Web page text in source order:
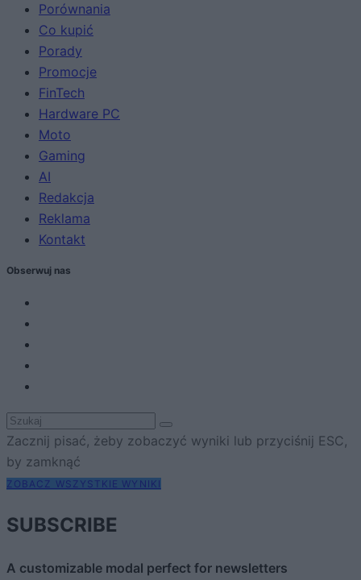
Porównania
Co kupić
Porady
Promocje
FinTech
Hardware PC
Moto
Gaming
AI
Redakcja
Reklama
Kontakt
Obserwuj nas
Zacznij pisać, żeby zobaczyć wyniki lub przyciśnij ESC,
by zamknąć
ZOBACZ WSZYSTKIE WYNIKI
SUBSCRIBE
A customizable modal perfect for newsletters